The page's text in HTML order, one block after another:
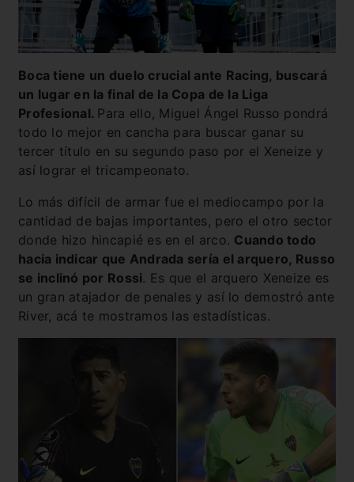
Boca tiene un duelo crucial ante Racing, buscará
un lugar en la final de la Copa de la Liga
Profesional. Para ello, Miguel Ángel Russo pondrá
todo lo mejor en cancha para buscar ganar su
tercer título en su segundo paso por el Xeneize y
así lograr el tricampeonato.
Lo más difícil de armar fue el mediocampo por la
cantidad de bajas importantes, pero el otro sector
donde hizo hincapié es en el arco. Cuando todo
hacia indicar que Andrada sería el arquero, Russo
se inclinó por Rossi. Es que el arquero Xeneize es
un gran atajador de penales y así lo demostró ante
River, acá te mostramos las estadísticas.